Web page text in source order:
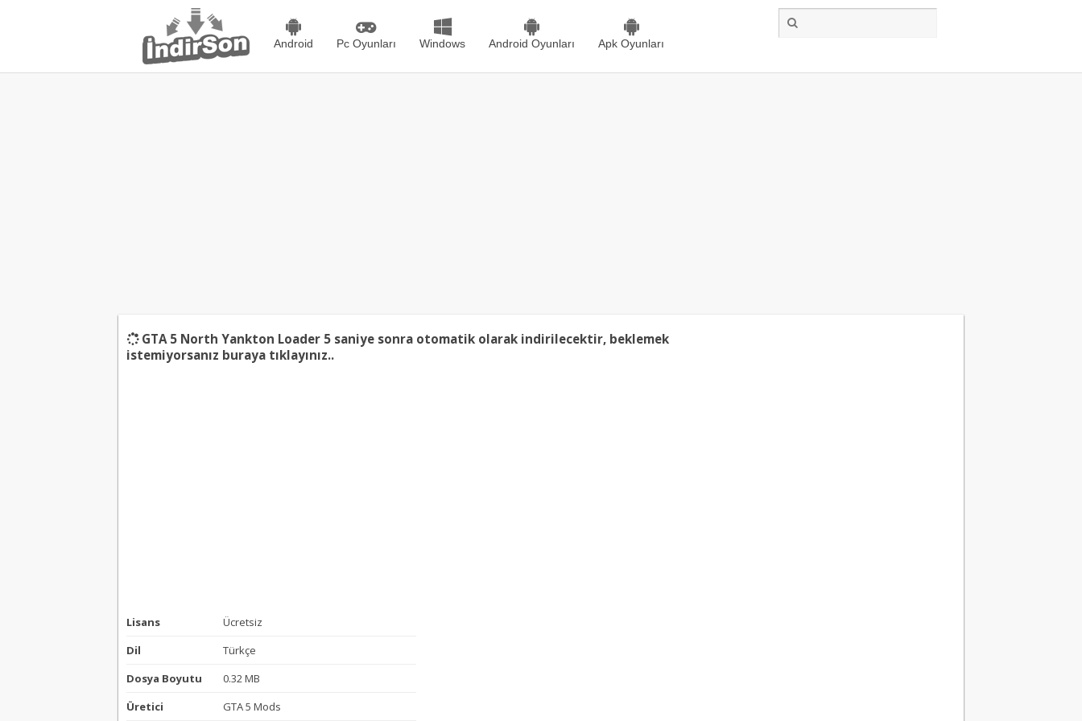
Android Pc Oyunları Windows Android Oyunları Apk Oyunları
GTA 5 North Yankton Loader 5 saniye sonra otomatik olarak indirilecektir, beklemek
istemiyorsanız buraya tıklayınız..
Lisans
Ücretsiz
Dil
Türkçe
Dosya Boyutu
0.32 MB
Üretici
GTA 5 Mods